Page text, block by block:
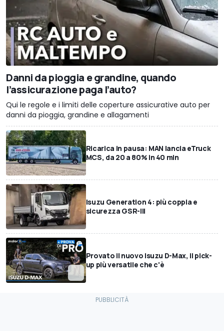
Danni da pioggia e grandine, quando
l’assicurazione paga l’auto?
Qui le regole e i limiti delle coperture assicurative auto per
danni da pioggia, grandine e allagamenti
Ricarica in pausa: MAN lancia eTruck
MCS, da 20 a 80% in 40 min
Isuzu Generation 4: più coppia e
sicurezza GSR-III
Provato il nuovo Isuzu D-Max, il pick-
up più versatile che c'è